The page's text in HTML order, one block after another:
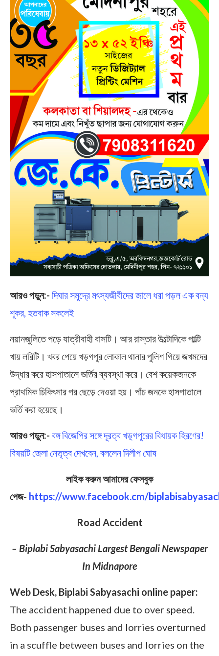
আরও পড়ুন:- দিঘার সমুদ্রে মৎস্যজীবীদের জালে ধরা পড়ল এক বন্য
শূকর, হতবাক সকলেই
নয়ানজুলিতে পড়ে যাত্রীবাহী বাসটি। আর রাস্তার উল্টোদিকে পাল্টি
খায় লরিটি। খবর পেয়ে খড়গপুর লোকাল থানার পুলিশ গিয়ে জখমদের
উদ্ধার করে হাসপাতালে ভর্তির ব্যবস্থা করে। বেশ কয়েকজনকে
প্রাথমিক চিকিৎসার পর ছেড়ে দেওয়া হয়। পাঁচ জনকে হাসপাতালে
ভর্তি করা হয়েছে।
আরও পড়ুন:- বঙ্গ বিজেপির সঙ্গে দূরত্ব খড়্গপুরের বিধায়ক হিরণের!
বিষয়টি জেলা নেতৃত্ব দেখবেন, বললেন দিলীপ ঘোষ
লাইক করুন আমাদের ফেসবুক
পেজ- https://www.facebook.cm/
Road Accident
– Biplabi Sabyasachi Largest Bengali Newspaper
In Midnapore
Web Desk, Biplabi Sabyasachi online paper:
The accident happened due to over speed.
Both passenger buses and lorries overturned
in a scuffle between buses and lorries on the